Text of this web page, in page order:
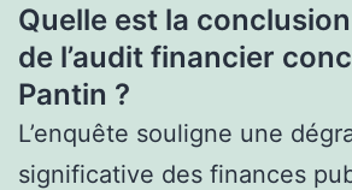
Quelle est la
de l’audit financier
Pantin ?
L’enquête souligne une
significative des finances